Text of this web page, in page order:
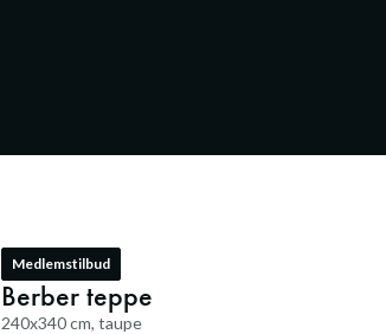
Medlemstilbud
Berber teppe
240x340 cm, taupe